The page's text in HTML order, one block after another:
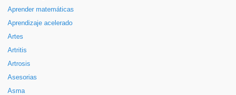
Aprender matemáticas
Aprendizaje acelerado
Artes
Artritis
Artrosis
Asesorias
Asma